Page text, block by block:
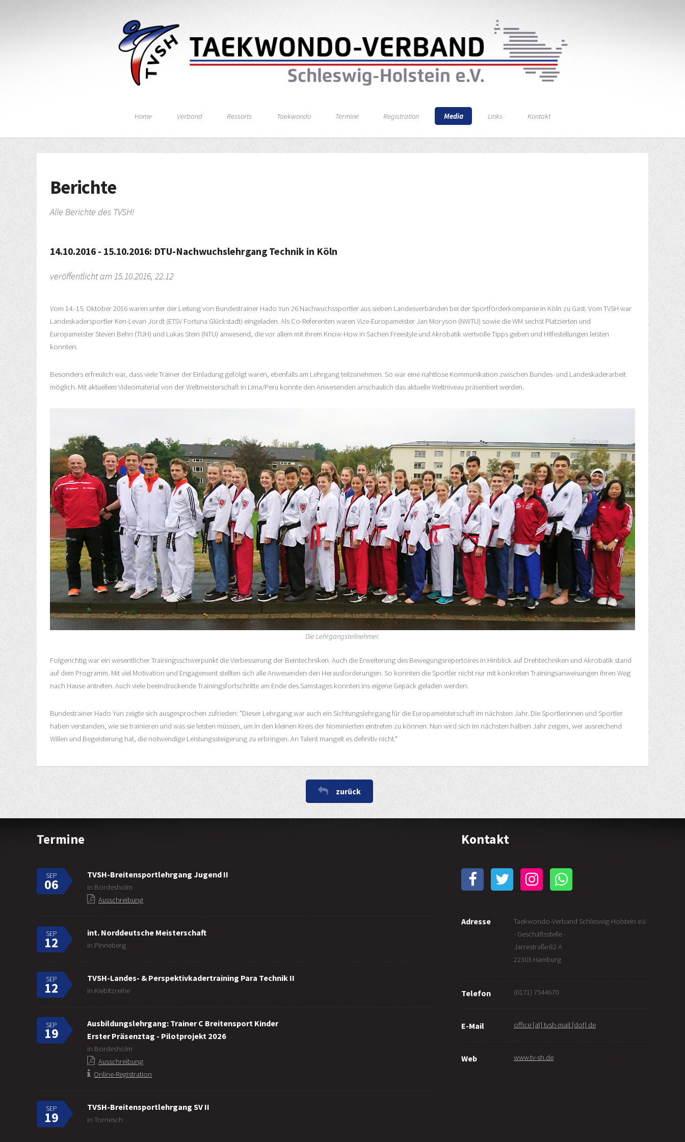
Home Verband Ressorts Taekwondo Termine Registration Media Links Kontakt
Berichte
Alle Berichte des TVSH!
14.10.2016 - 15.10.2016: DTU-Nachwuchslehrgang Technik in Köln
veröffentlicht am 15.10.2016, 22.12
Vom 14.-15. Oktober 2016 waren unter der Leitung von Bundestrainer Hado Yun 26 Nachwuchssportler aus sieben Landesverbänden bei der Sportförderkompanie in Köln zu Gast. Vom TVSH war
Landeskadersportler Ken-Levan Jordt (ETSV Fortuna Glückstadt) eingeladen. Als Co-Referenten waren Vize-Europameister Jan Moryson (NWTU) sowie die WM sechst Platzierten und
Europameister Steven Behn (TUH) und Lukas Stein (NTU) anwesend, die vor allem mit ihrem Know-How in Sachen Freestyle und Akrobatik wertvolle Tipps geben und Hilfestellungen leisten
konnten.
Besonders erfreulich war, dass viele Trainer der Einladung gefolgt waren, ebenfalls am Lehrgang teilzunehmen. So war eine nahtlose Kommunikation zwischen Bundes- und Landeskaderarbeit
möglich. Mit aktuellem Videomaterial von der Weltmeisterschaft in Lima/Peru konnte den Anwesenden anschaulich das aktuelle Weltniveau präsentiert werden.
Die Lehrgangsteilnehmer.
Folgerichtig war ein wesentlicher Trainingsschwerpunkt die Verbesserung der Beintechniken. Auch die Erweiterung des Bewegungsrepertoires in Hinblick auf Drehtechniken und Akrobatik stand
auf dem Programm. Mit viel Motivation und Engagement stellten sich alle Anwesenden den Herausforderungen. So konnten die Sportler nicht nur mit konkreten Trainingsanweisungen ihren Weg
nach Hause antreten. Auch viele beeindruckende Trainingsfortschritte am Ende des Samstages konnten ins eigene Gepäck geladen werden.
Bundestrainer Hado Yun zeigte sich ausgesprochen zufrieden: "Dieser Lehrgang war auch ein Sichtungslehrgang für die Europameisterschaft im nächsten Jahr. Die Sportlerinnen und Sportler
haben verstanden, wie sie trainieren und was sie leisten müssen, um in den kleinen Kreis der Nominierten eintreten zu können. Nun wird sich im nächsten halben Jahr zeigen, wer ausreichend
Willen und Begeisterung hat, die notwendige Leistungssteigerung zu erbringen. An Talent mangelt es definitiv nicht."
zurück
Termine
SEP
06
TVSH-Breitensportlehrgang Jugend II
in Bordesholm
Ausschreibung
SEP
12
int. Norddeutsche Meisterschaft
in Pinneberg
SEP
12
TVSH-Landes- & Perspektivkadertraining Para Technik II
in Kiebitzreihe
SEP
19
Ausbildungslehrgang: Trainer C Breitensport Kinder
Erster Präsenztag - Pilotprojekt 2026
in Bordesholm
Ausschreibung
Online-Registration
SEP
19
TVSH-Breitensportlehrgang SV II
in Tornesch
Kontakt
Adresse
Taekwondo-Verband Schleswig-Holstein e.V.
- Geschäftsstelle -
Jarrestraße 82 A
22303 Hamburg
Telefon (0171) 7544670
E-Mail office [at] tvsh-mail [dot] de
Web www.tv-sh.de